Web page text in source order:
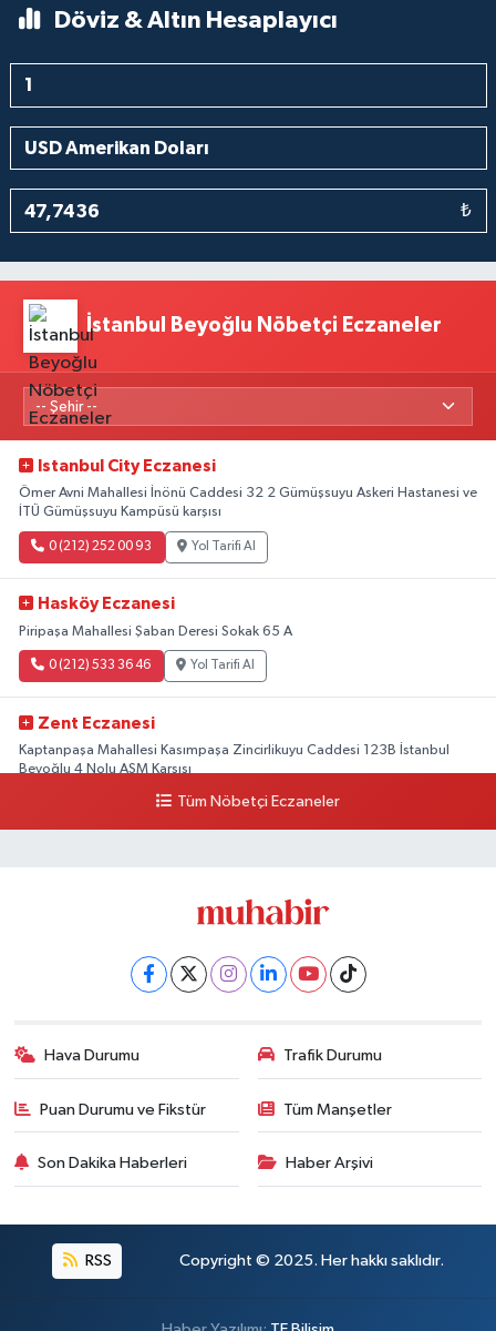
Döviz & Altın Hesaplayıcı
₺
İstanbul Beyoğlu Nöbetçi Eczaneler
Istanbul City Eczanesi
Ömer Avni Mahallesi İnönü Caddesi 32 2 Gümüşsuyu Askeri Hastanesi ve
İTÜ Gümüşsuyu Kampüsü karşısı
0 (212) 252 00 93 Yol Tarifi Al
Hasköy Eczanesi
Piripaşa Mahallesi Şaban Deresi Sokak 65 A
0 (212) 533 36 46 Yol Tarifi Al
Zent Eczanesi
Kaptanpaşa Mahallesi Kasımpaşa Zincirlikuyu Caddesi 123B İstanbul
Beyoğlu 4 Nolu ASM Karşısı
Yol Tarifi Al
Tüm Nöbetçi Eczaneler
Hava Durumu Trafik Durumu
Puan Durumu ve Fikstür Tüm Manşetler
Son Dakika Haberleri Haber Arşivi
RSS Copyright © 2025. Her hakkı saklıdır.